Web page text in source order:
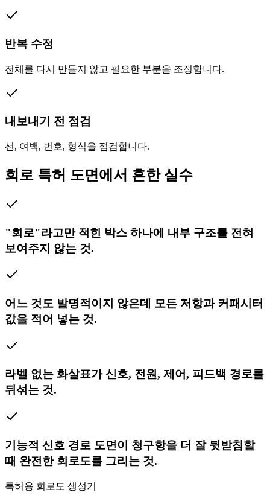
반복 수정
전체를 다시 만들지 않고 필요한 부분을 조정합니다.
내보내기 전 점검
선, 여백, 번호, 형식을 점검합니다.
회로 특허 도면에서 흔한 실수
"회로"라고만 적힌 박스 하나에 내부 구조를 전혀
보여주지 않는 것.
어느 것도 발명적이지 않은데 모든 저항과 커패시터
값을 적어 넣는 것.
라벨 없는 화살표가 신호, 전원, 제어, 피드백 경로를
뒤섞는 것.
기능적 신호 경로 도면이 청구항을 더 잘 뒷받침할
때 완전한 회로도를 그리는 것.
특허용 회로도 생성기